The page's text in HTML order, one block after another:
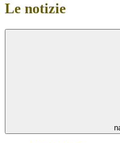
Le notizie